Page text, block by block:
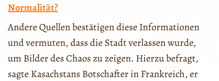
Normalität?
Andere Quellen bestätigen diese Informationen
und vermuten, dass die Stadt verlassen wurde,
um Bilder des Chaos zu zeigen. Hierzu befragt,
sagte Kasachstans Botschafter in Frankreich, er